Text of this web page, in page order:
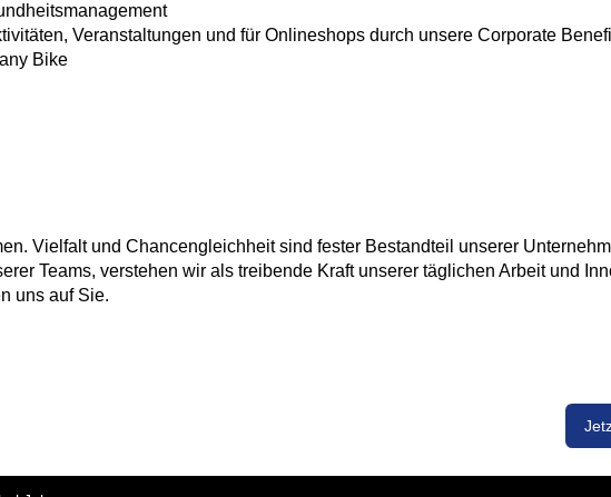
Veranstaltungen und für Onlineshops durch unsere Corporate
Bike
Vielfalt und Chancengleichheit sind fester Bestandteil unserer
Teams, verstehen wir als treibende Kraft unserer täglichen Arbeit und
uns auf Sie.